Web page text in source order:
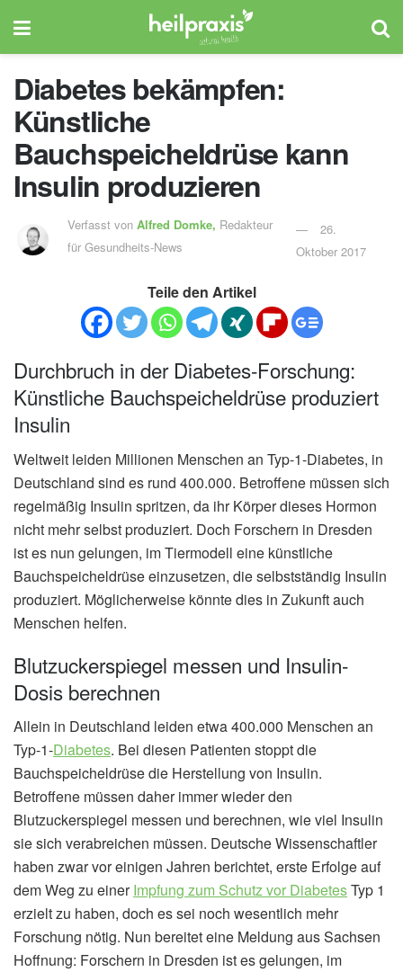
Diabetes bekämpfen:
Künstliche
Bauchspeicheldrüse kann
Insulin produzieren
Verfasst vonAlfred Domke, Redakteur
für Gesundheits-News
26.
Oktober 2017
Teile den Artikel
Durchbruch in der Diabetes-Forschung:
Künstliche Bauchspeicheldrüse produziert
Insulin
Weltweit leiden Millionen Menschen an Typ-1-Diabetes, in
Deutschland sind es rund 400.000. Betroffene müssen sich
regelmäßig Insulin spritzen, da ihr Körper dieses Hormon
nicht mehr selbst produziert. Doch Forschern in Dresden
ist es nun gelungen, im Tiermodell eine künstliche
Bauchspeicheldrüse einzusetzen, die selbstständig Insulin
produziert. Möglicherweise könnte dies in Zukunft auch
Menschen helfen.
Blutzuckerspiegel messen und Insulin-
Dosis berechnen
Allein in Deutschland leiden etwa 400.000 Menschen an
Typ-1-Diabetes. Bei diesen Patienten stoppt die
Bauchspeicheldrüse die Herstellung von Insulin.
Betroffene müssen daher immer wieder den
Blutzuckerspiegel messen und berechnen, wie viel Insulin
sie sich verabreichen müssen. Deutsche Wissenschaftler
haben zwar vor einigen Jahren berichtet, erste Erfolge auf
dem Weg zu einerImpfung zum Schutz vor DiabetesTyp 1
erzielt zu haben, doch es sei noch wesentlich mehr
Forschung nötig. Nun bereitet eine Meldung aus Sachsen
Hoffnung: Forschern in Dresden ist es gelungen, im